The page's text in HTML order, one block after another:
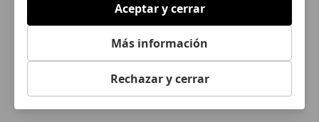
Aceptar y cerrar
Más información
Rechazar y cerrar